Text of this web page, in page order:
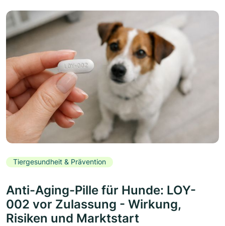
Tiergesundheit & Prävention
Anti-Aging-Pille für Hunde: LOY-
002 vor Zulassung - Wirkung,
Risiken und Marktstart